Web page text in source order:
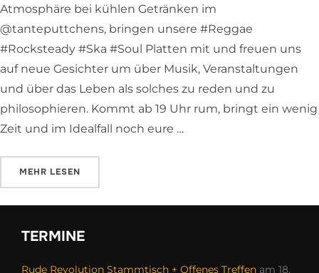
Atmosphäre bei kühlen Getränken im
@tanteputtchens, bringen unsere #Reggae
#Rocksteady #Ska #Soul Platten mit und freuen uns
auf neue Gesichter um über Musik, Veranstaltungen
und über das Leben als solches zu reden und zu
philosophieren. Kommt ab 19 Uhr rum, bringt ein wenig
Zeit und im Idealfall noch eure …
MEHR ÜBER „SPIN-A-TUNE | REGGAE STAMMTISCH“
LESEN
TERMINE
Rude Revolution Stammtisch + Offenes Treffen am 18.